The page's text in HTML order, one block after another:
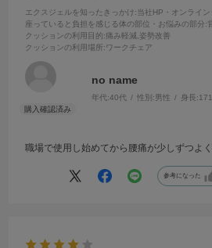
エクスジェルを知ったきっかけ :当社HP・オンライン
座っていると負担を感じる体の部位・お悩みの部分:
クッションの利用目的:痛み軽減,姿勢改善
クッションの利用場所:ワークチェア
no name
年代:40代 性別:男性 身長:
職場で使用し始めてから腰痛が少しずつよ
参考になった